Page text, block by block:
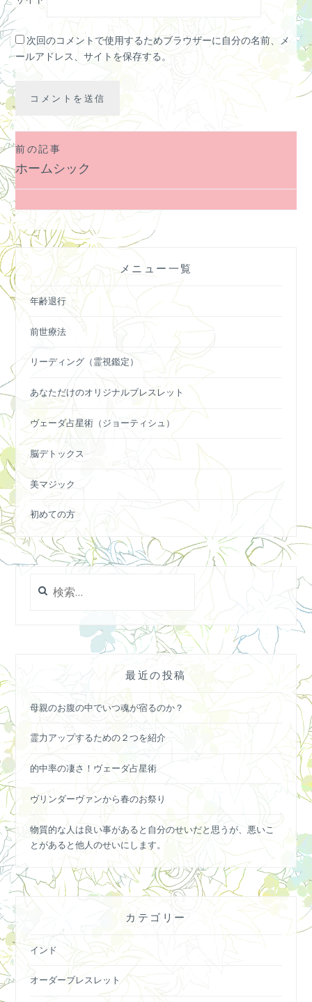
次回のコメントで使用するためブラウザーに自分の名前、メ
ールアドレス、サイトを保存する。
投
稿
ナ
ビ
ゲ
ー
シ
ョ
ン
前の記事
ホームシック
メニュー一覧
年齢退行
前世療法
リーディング（霊視鑑定）
あなただけのオリジナルブレスレット
ヴェーダ占星術（ジョーティシュ）
脳デトックス
美マジック
初めての方
索:
最近の投稿
母親のお腹の中でいつ魂が宿るのか？
霊力アップするための２つを紹介
的中率の凄さ！ヴェーダ占星術
ヴリンダーヴァンから春のお祭り
物質的な人は良い事があると自分のせいだと思うが、悪いこ
とがあると他人のせいにします。
カテゴリー
インド
オーダーブレスレット